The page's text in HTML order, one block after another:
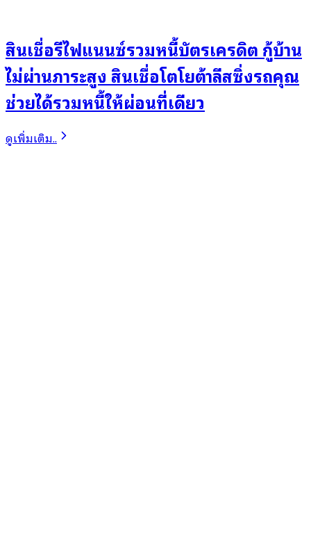
สินเชื่อรีไฟแนนซ์รวมหนี้บัตรเครดิต กู้บ้าน
ไม่ผ่านภาระสูง สินเชื่อโตโยต้าลีสซิ่งรถคุณ
ช่วยได้รวมหนี้ให้ผ่อนที่เดียว
ดูเพิ่มเติม..